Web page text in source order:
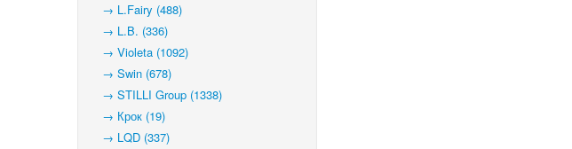
→ L.Fairy (488)
→ L.B. (336)
→ Violeta (1092)
→ Swin (678)
→ STILLI Group (1338)
→ Крок (19)
→ LQD (337)